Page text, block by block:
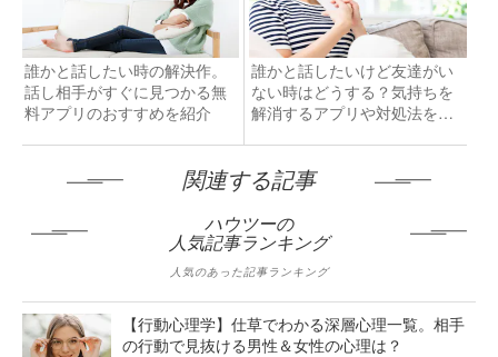
誰かと話したい時の解決作。
話し相手がすぐに見つかる無
料アプリのおすすめを紹介
誰かと話したいけど友達がい
ない時はどうする？気持ちを
解消するアプリや対処法を紹
関連する記事
ハウツーの
人気記事ランキング
人気のあった記事ランキング
【行動心理学】仕草でわかる深層心理一覧。相手
の行動で見抜ける男性＆女性の心理は？